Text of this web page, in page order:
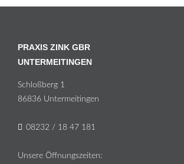
PRAXIS ZINK GBR
UNTERMEITINGEN
Schloß­berg 1
86836 Un­ter­meit­in­gen
08232 / 18 47 181
Un­se­re Öff­nungs­zei­ten: